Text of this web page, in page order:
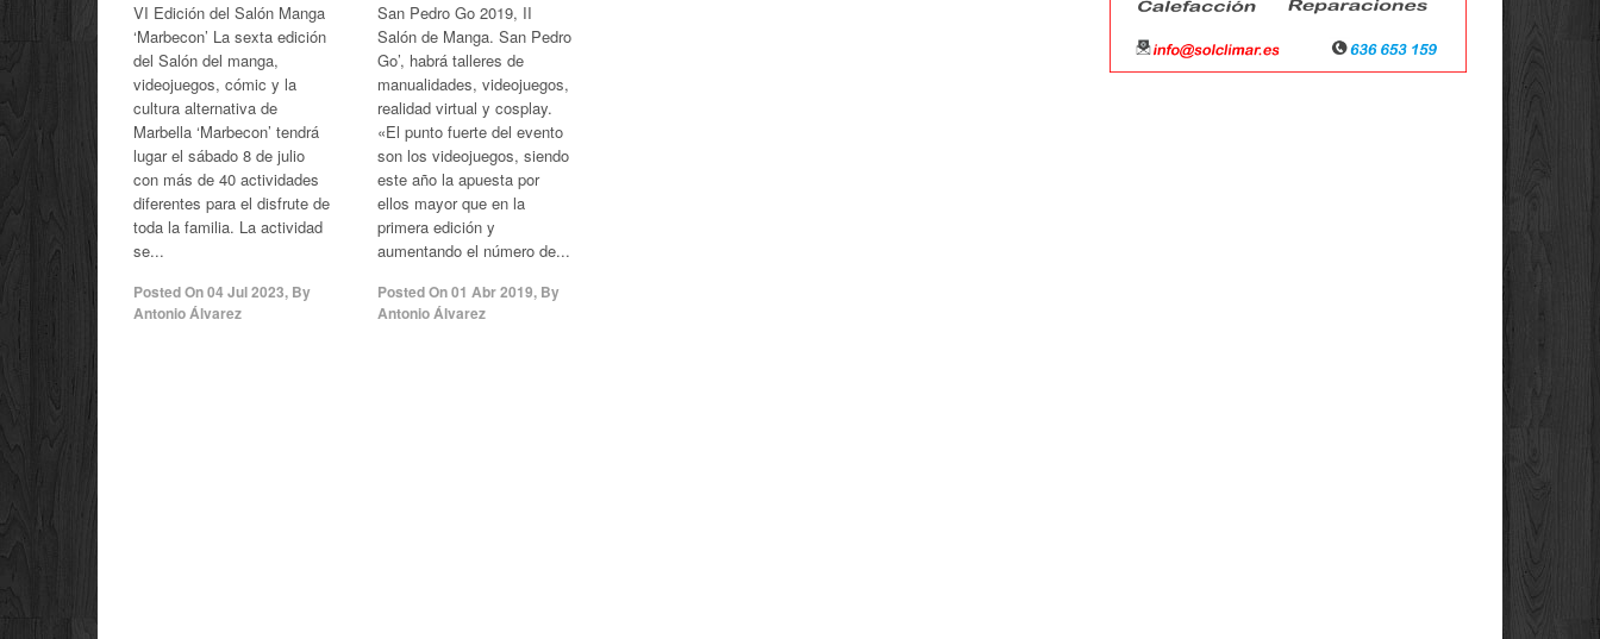
VI Edición del Salón Manga
‘Marbecon’ La sexta edición
del Salón del manga,
videojuegos, cómic y la
cultura alternativa de
Marbella ‘Marbecon’ tendrá
lugar el sábado 8 de julio
con más de 40 actividades
diferentes para el disfrute de
toda la familia. La actividad
se...
Posted On04 Jul 2023, By
Antonio Álvarez
San Pedro Go 2019, II
Salón de Manga. San Pedro
Go’, habrá talleres de
manualidades, videojuegos,
realidad virtual y cosplay.
«El punto fuerte del evento
son los videojuegos, siendo
este año la apuesta por
ellos mayor que en la
primera edición y
aumentando el número de...
Posted On01 Abr 2019, By
Antonio Álvarez